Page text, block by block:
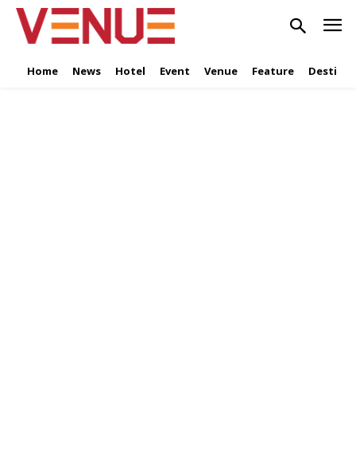
Home News Hotel Event Venue Feature